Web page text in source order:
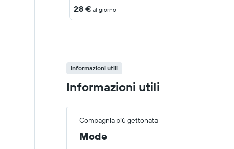
28 € al giorno
Informazioni utili
Informazioni utili
Compagnia più gettonata
Mode